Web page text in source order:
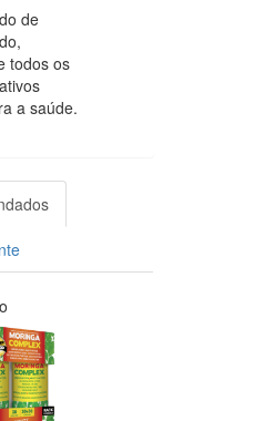
de
todos os
a saúde.